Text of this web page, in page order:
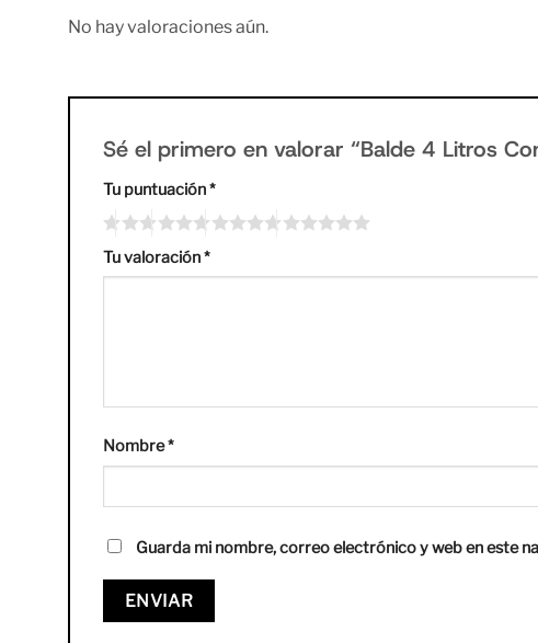
No hay valoraciones aún.
Sé el primero en valorar “Balde 4 Litros
Tu puntuación*
Tu valoración*
Nombre*
Guarda mi nombre, correo electrónico y web en este